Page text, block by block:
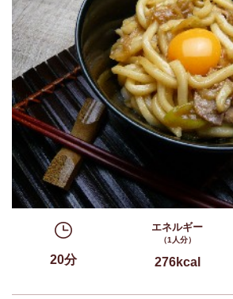
20分
エネルギー
（1人分）
276kcal